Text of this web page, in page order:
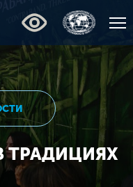
ТРАДИЦИЯХ